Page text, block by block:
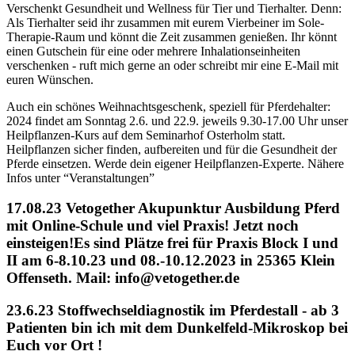
Verschenkt Gesundheit und Wellness für Tier und Tierhalter. Denn:
Als Tierhalter seid ihr zusammen mit eurem Vierbeiner im Sole-
Therapie-Raum und könnt die Zeit zusammen genießen. Ihr könnt
einen Gutschein für eine oder mehrere Inhalationseinheiten
verschenken - ruft mich gerne an oder schreibt mir eine E-Mail mit
euren Wünschen.
Auch ein schönes Weihnachtsgeschenk, speziell für Pferdehalter:
2024 findet am Sonntag 2.6. und 22.9. jeweils 9.30-17.00 Uhr unser
Heilpflanzen-Kurs auf dem Seminarhof Osterholm statt.
Heilpflanzen sicher finden, aufbereiten und für die Gesundheit der
Pferde einsetzen. Werde dein eigener Heilpflanzen-Experte. Nähere
Infos unter “Veranstaltungen”
17.08.23 Vetogether Akupunktur Ausbildung Pferd
mit Online-Schule und viel Praxis! Jetzt noch
einsteigen!Es sind Plätze frei für Praxis Block I und
II am 6-8.10.23 und 08.-10.12.2023 in 25365 Klein
Offenseth. Mail: info@vetogether.de
23.6.23 Stoffwechseldiagnostik im Pferdestall - ab 3
Patienten bin ich mit dem Dunkelfeld-Mikroskop bei
Euch vor Ort !